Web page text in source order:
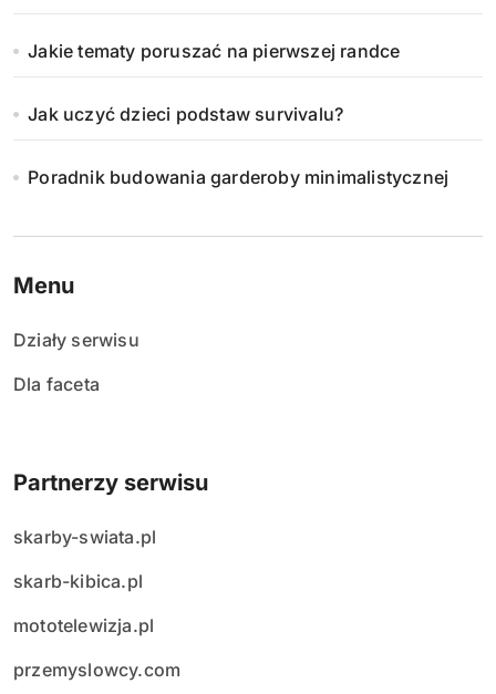
Jakie tematy poruszać na pierwszej randce
Jak uczyć dzieci podstaw survivalu?
Poradnik budowania garderoby minimalistycznej
Menu
Działy serwisu
Dla faceta
Partnerzy serwisu
skarby-swiata.pl
skarb-kibica.pl
mototelewizja.pl
przemyslowcy.com